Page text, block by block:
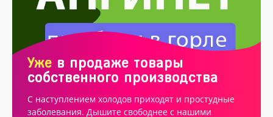
Уже в продаже товары
собственного производства
С наступлением холодов приходят и простудные
заболевания. Дышите свободнее с нашими